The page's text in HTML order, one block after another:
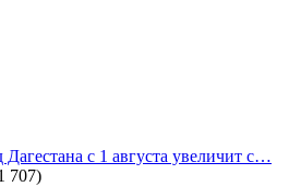
с 1 августа увеличит с…
707)